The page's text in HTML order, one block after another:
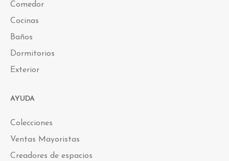
Comedor
Cocinas
Baños
Dormitorios
Exterior
AYUDA
Colecciones
Ventas Mayoristas
Creadores de espacios